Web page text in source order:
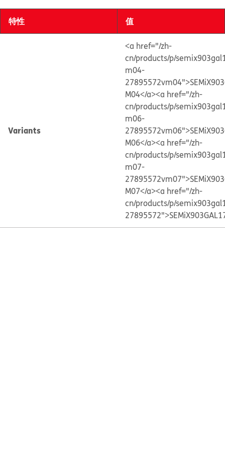
特性 值
Variants
<a href="/zh-
cn/products/p/
m04-
M04</a><a href="/zh-
cn/products/p/
m06-
M06</a><a href="/zh-
cn/products/p/
m07-
M07</a><a href="/zh-
cn/products/p/